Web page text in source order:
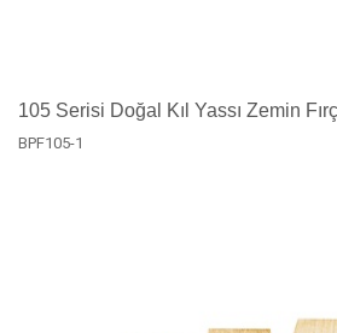
105 Serisi Doğal Kıl Yassı Zemin
BPF105-1